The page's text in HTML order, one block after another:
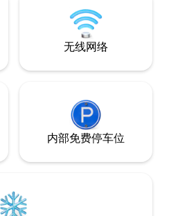
无线网络
内部免费停车位